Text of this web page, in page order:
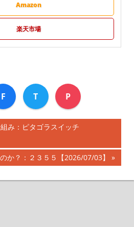
Amazon
楽天市場
F T P
み：ピタゴラスイッチ
か？：２３５５【2026/07/03】